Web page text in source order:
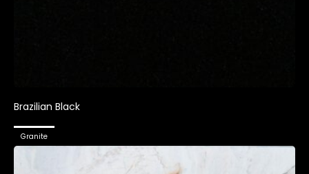
Brazilian Black
Granite